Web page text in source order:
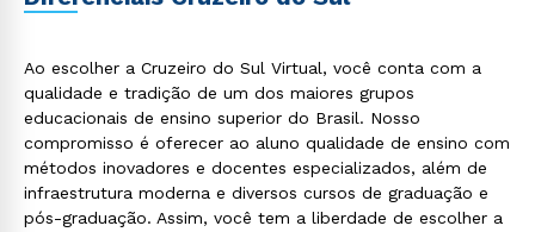
Ao escolher a Cruzeiro do Sul Virtual, você conta com a
qualidade e tradição de um dos maiores grupos
educacionais de ensino superior do Brasil. Nosso
compromisso é oferecer ao aluno qualidade de ensino com
métodos inovadores e docentes especializados, além de
infraestrutura moderna e diversos cursos de graduação e
pós-graduação. Assim, você tem a liberdade de escolher a
WhatsApp
ou